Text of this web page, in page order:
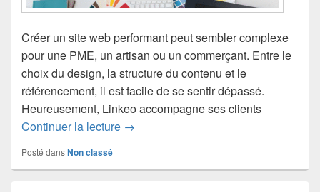
Créer un site web performant peut sembler complexe
pour une PME, un artisan ou un commerçant. Entre le
choix du design, la structure du contenu et le
référencement, il est facile de se sentir dépassé.
Heureusement, Linkeo accompagne ses clients
Continuer la lecture Comment Linkeo vous accompagne
→
Posté dansNon classé